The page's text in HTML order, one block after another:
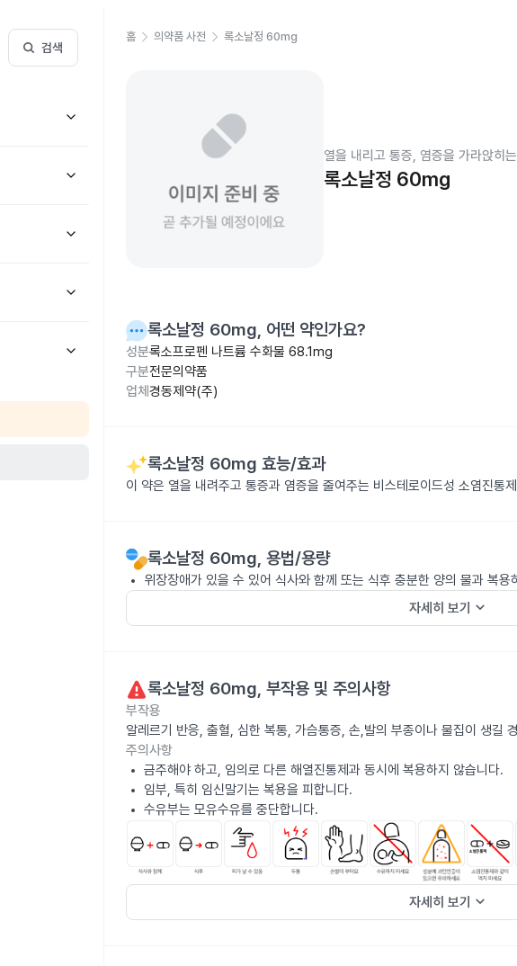
검색
홈 의약품 사전 록소날정 60mg
열을 내리고 통증, 염증을 가라앉히
록소날정 60mg
록소날정 60mg, 어떤 약인가요?
성분록소프로펜 나트륨 수화물 68.1mg
구분전문의약품
업체 경동제약(주)
록소날정 60mg 효능/효과
이 약은 열을 내려주고 통증과 염증을 줄여주는 비스테로이드성 소염진통
록소날정 60mg, 용법/용량
위장장애가 있을 수 있어 식사와 함께 또는 식후 충분한 양의 물과 복용
자세히 보기 keyboard_arrow_down
록소날정 60mg, 부작용 및 주의사항
부작용
알레르기 반응, 출혈, 심한 복통, 가슴통증, 손,발의 부종이나 물집이 생길
주의사항
금주해야 하고, 임의로 다른 해열진통제과 동시에 복용하지 않습니다.
임부, 특히 임신말기는 복용을 피합니다.
수유부는 모유수유를 중단합니다.
자세히 보기 keyboard_arrow_down